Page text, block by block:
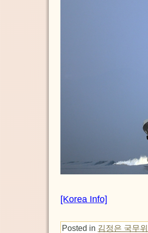
[Korea Info]
Posted in 김정은 국무